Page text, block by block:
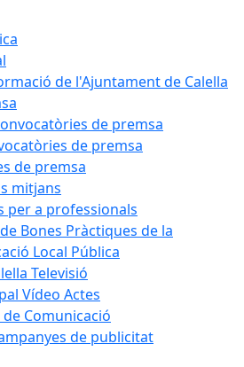
de l'Ajuntament de Calella
de premsa
de premsa
de premsa
mitjans
per a professionals
Bones Pràctiques de la
Local Pública
Televisió
Vídeo Actes
Comunicació
de publicitat